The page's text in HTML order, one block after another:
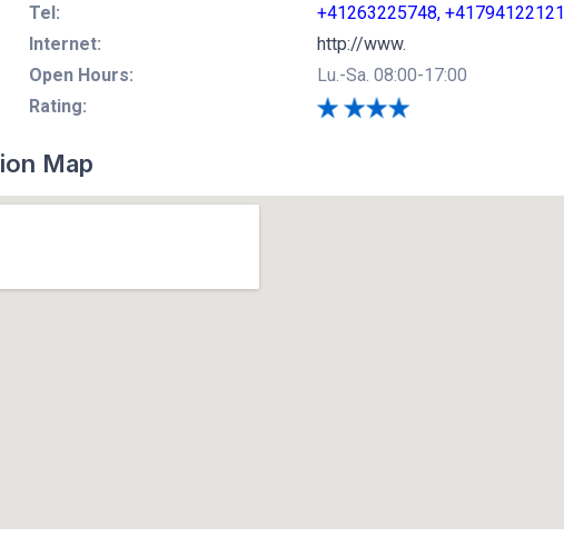
Tel:
+41263225748, +41794122121
Internet:
http://www.
Open Hours:
Lu.-Sa. 08:00-17:00
Rating:
Map